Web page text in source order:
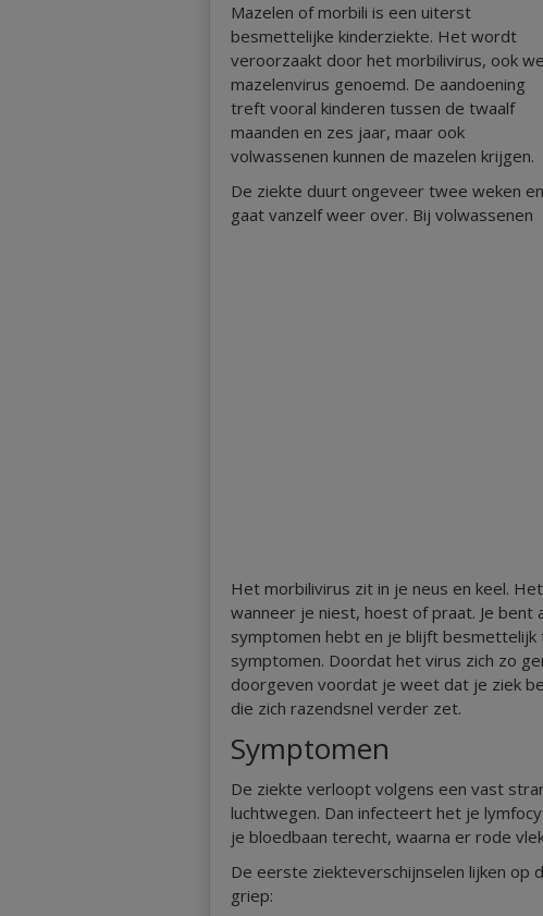
Mazelen of morbili is een uiterst
besmettelijke kinderziekte. Het wordt
veroorzaakt door het morbilivirus, ook
mazelenvirus genoemd. De aandoening
treft vooral kinderen tussen de twaalf
maanden en zes jaar, maar ook
volwassenen kunnen de mazelen krijgen.
De ziekte duurt ongeveer twee weken en
gaat vanzelf weer over. Bij volwassenen
Het morbilivirus zit in je neus en keel.
wanneer je niest, hoest of praat. Je
symptomen hebt en je blijft
symptomen. Doordat het virus zich zo
doorgeven voordat je weet dat je ziek
die zich razendsnel verder zet.
Symptomen
De ziekte verloopt volgens een vast
luchtwegen. Dan infecteert het je
je bloedbaan terecht, waarna er rode
De eerste ziekteverschijnselen lijken op
griep: